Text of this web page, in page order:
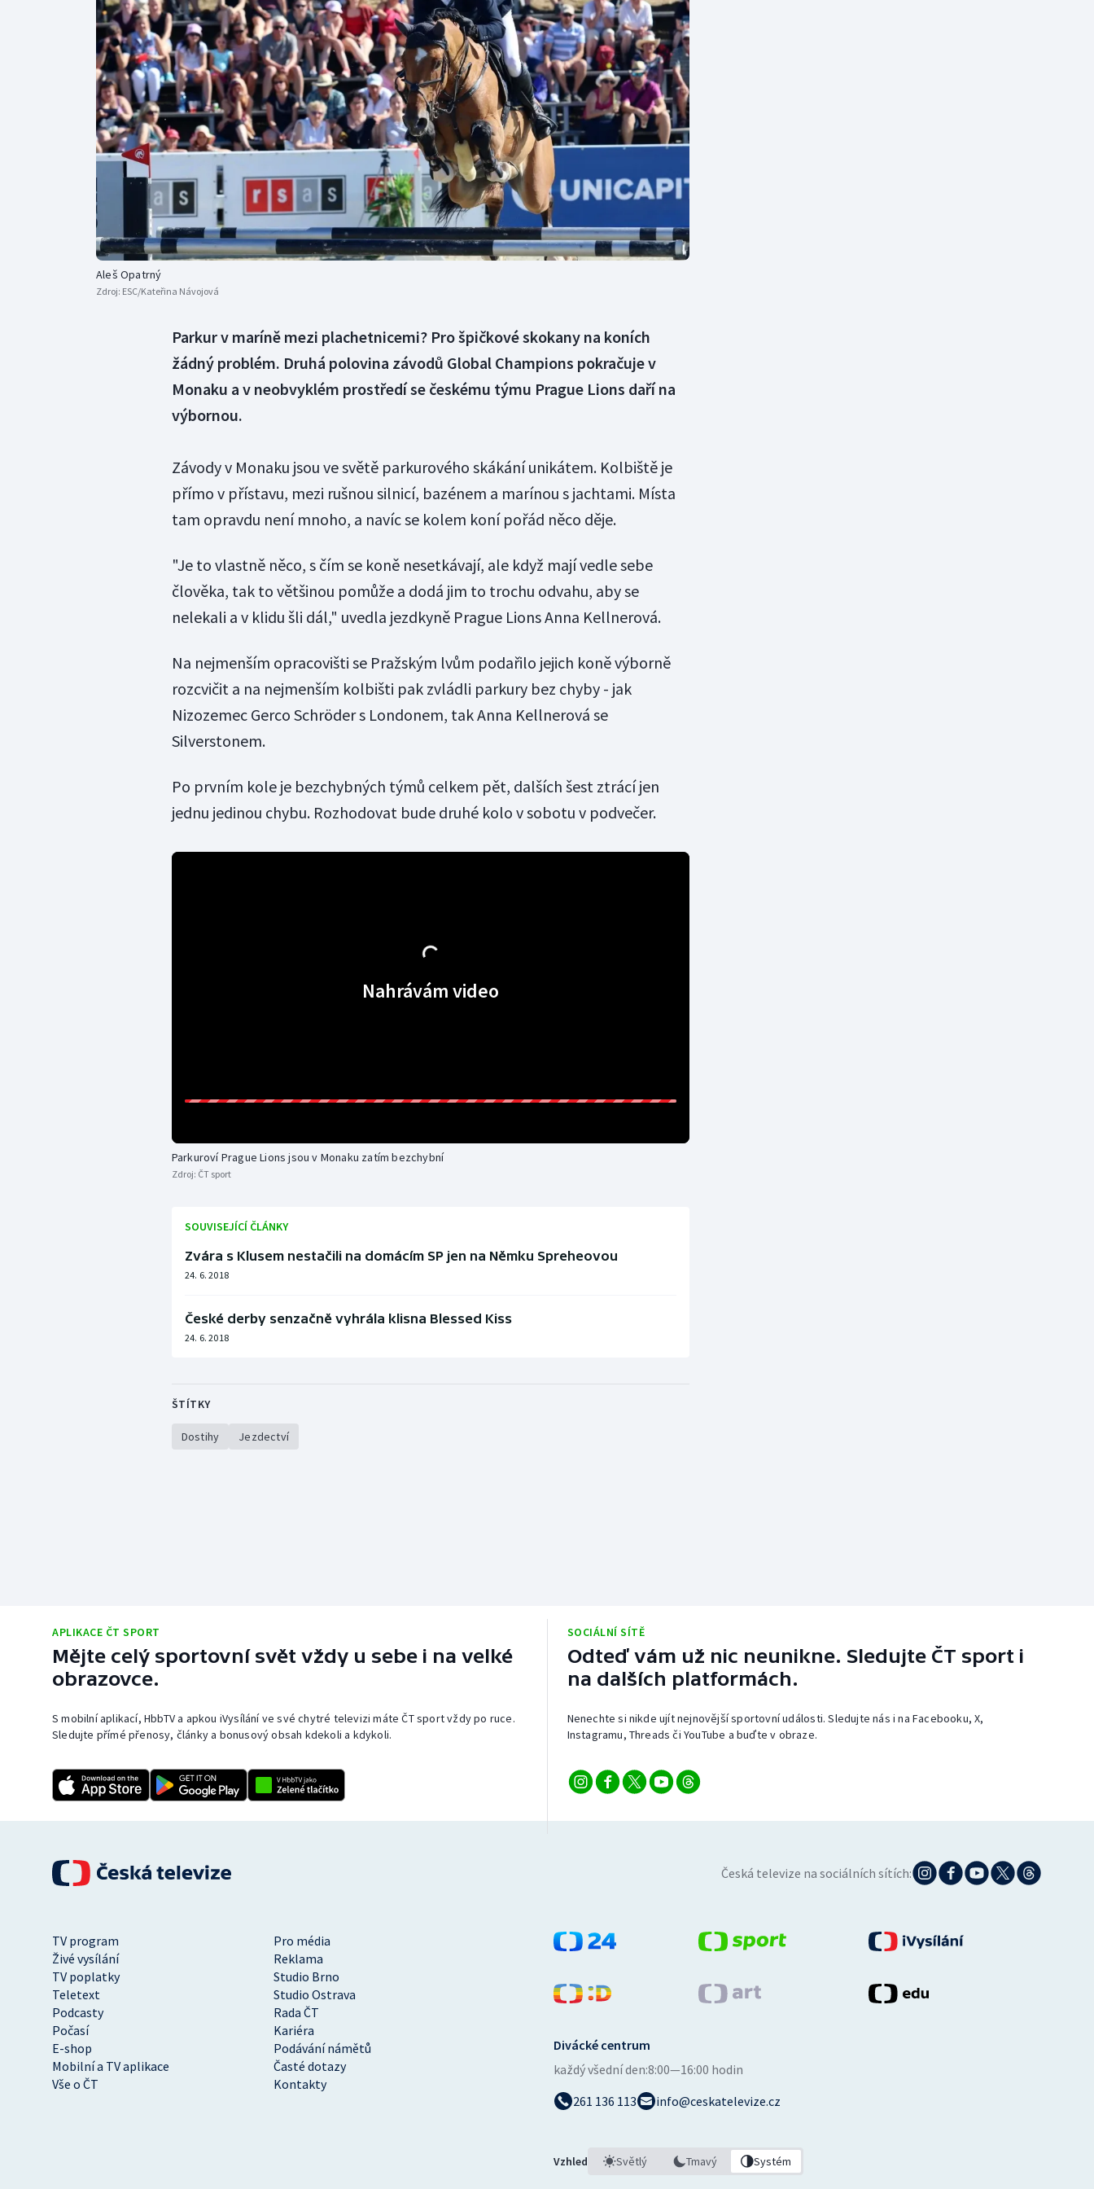
Curling
Dostihy
Florbal
Futsal
Gymnastika
Moderní pětiboj
Motorsport
Olympijské hry
Parasport
Plavání
Plážový volejbal
Triatlon
Veslování
Vodní slalom
Volejbal
Aleš Opatrný
Zdroj: ESC/Kateřina Návojová
Parkur v maríně mezi plachetnicemi? Pro špičkové skokany na koních
žádný problém. Druhá polovina závodů Global Champions pokračuje v
Monaku a v neobvyklém prostředí se českému týmu Prague Lions daří na
výbornou.
Závody v Monaku jsou ve světě parkurového skákání unikátem. Kolbiště je
přímo v přístavu, mezi rušnou silnicí, bazénem a marínou s jachtami. Místa
tam opravdu není mnoho, a navíc se kolem koní pořád něco děje.
"Je to vlastně něco, s čím se koně nesetkávají, ale když mají vedle sebe
člověka, tak to většinou pomůže a dodá jim to trochu odvahu, aby se
nelekali a v klidu šli dál," uvedla jezdkyně Prague Lions Anna Kellnerová.
Na nejmenším opracovišti se Pražským lvům podařilo jejich koně výborně
rozcvičit a na nejmenším kolbišti pak zvládli parkury bez chyby - jak
Nizozemec Gerco Schröder s Londonem, tak Anna Kellnerová se
Silverstonem.
Po prvním kole je bezchybných týmů celkem pět, dalších šest ztrácí jen
jednu jedinou chybu. Rozhodovat bude druhé kolo v sobotu v podvečer.
Nahrávám video
Parkuroví Prague Lions jsou v Monaku zatím bezchybní
Zdroj: ČT sport
SOUVISEJÍCÍ ČLÁNKY
Zvára s Klusem nestačili na domácím SP jen na Němku Spreheovou
24. 6. 2018
České derby senzačně vyhrála klisna Blessed Kiss
24. 6. 2018
ŠTÍTKY
Dostihy Jezdectví
APLIKACE ČT SPORT
Mějte celý sportovní svět vždy u sebe i na velké
obrazovce.
S mobilní aplikací, HbbTV a apkou iVysílání ve své chytré televizi máte ČT sport vždy po ruce.
Sledujte přímé přenosy, články a bonusový obsah kdekoli a kdykoli.
SOCIÁLNÍ SÍTĚ
Odteď vám už nic neunikne. Sledujte ČT sport i
na dalších platformách.
Nenechte si nikde ujít nejnovější sportovní události. Sledujte nás i na Facebooku, X,
Instagramu, Threads či YouTube a buďte v obraze.
Česká televize na sociálních sítích:
TV program
Pro média
Živé vysílání
Reklama
TV poplatky
Studio Brno
Teletext
Studio Ostrava
Podcasty
Rada ČT
Počasí
Kariéra
E-shop
Podávání námětů
Mobilní a TV aplikace
Časté dotazy
Vše o ČT
Kontakty
Divácké centrum
každý všední den:8:00—16:00 hodin
261 136 113
info@ceskatelevize.cz
Vzhled Světlý Tmavý Systém